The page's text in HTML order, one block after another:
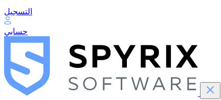
التسجيل
حسابي